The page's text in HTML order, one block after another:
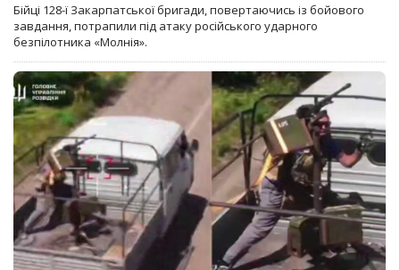
Бійці 128-ї Закарпатської бригади, повертаючись із бойового
завдання, потрапили під атаку російського ударного
безпілотника «Молнія».